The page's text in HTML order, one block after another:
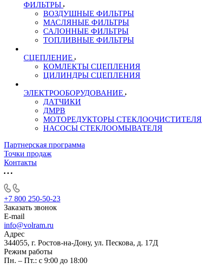
ФИЛЬТРЫ
ВОЗДУШНЫЕ ФИЛЬТРЫ
МАСЛЯНЫЕ ФИЛЬТРЫ
САЛОННЫЕ ФИЛЬТРЫ
ТОПЛИВНЫЕ ФИЛЬТРЫ
СЦЕПЛЕНИЕ
КОМЛЕКТЫ СЦЕПЛЕНИЯ
ЦИЛИНДРЫ СЦЕПЛЕНИЯ
ЭЛЕКТРООБОРУДОВАНИЕ
ДАТЧИКИ
ДМРВ
МОТОРЕДУКТОРЫ СТЕКЛООЧИСТИТЕЛЯ
НАСОСЫ СТЕКЛООМЫВАТЕЛЯ
Партнерская программа
Точки продаж
Контакты
+7 800 250-50-23
Заказать звонок
E-mail
info@volram.ru
Адрес
344055, г. Ростов-на-Дону, ул. Пескова, д. 17Д
Режим работы
Пн. – Пт.: с 9:00 до 18:00